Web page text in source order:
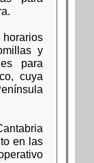
horarios
y
para
cuya
en las